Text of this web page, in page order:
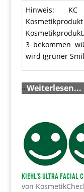
Hinweis:
3 bekommen
wird (grüner
…Weiterlesen...
KIEHL’s Ultra facial
von